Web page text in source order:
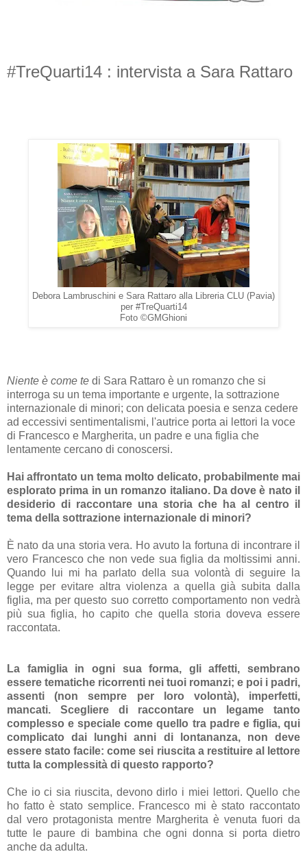
#TreQuarti14 : intervista a Sara Rattaro
Debora Lambruschini e Sara Rattaro alla Libreria CLU (Pavia)
per #TreQuarti14
Foto ©GMGhioni
Niente è come te di Sara Rattaro è un romanzo che si
interroga su un tema importante e urgente, la sottrazione
internazionale di minori; con delicata poesia e senza cedere
ad eccessivi sentimentalismi, l'autrice porta ai lettori la voce
di Francesco e Margherita, un padre e una figlia che
lentamente cercano di conoscersi.
Hai affrontato un tema molto delicato, probabilmente mai
esplorato prima in un romanzo italiano. Da dove è nato il
desiderio di raccontare una storia che ha al centro il
tema della sottrazione internazionale di minori?
È nato da una storia vera. Ho avuto la fortuna di incontrare il
vero Francesco che non vede sua figlia da moltissimi anni.
Quando lui mi ha parlato della sua volontà di seguire la
legge per evitare altra violenza a quella già subita dalla
figlia, ma per questo suo corretto comportamento non vedrà
più sua figlia, ho capito che quella storia doveva essere
raccontata.
La famiglia in ogni sua forma, gli affetti, sembrano
essere tematiche ricorrenti nei tuoi romanzi; e poi i padri,
assenti (non sempre per loro volontà), imperfetti,
mancati. Scegliere di raccontare un legame tanto
complesso e speciale come quello tra padre e figlia, qui
complicato dai lunghi anni di lontananza, non deve
essere stato facile: come sei riuscita a restituire al lettore
tutta la complessità di questo rapporto?
Che io ci sia riuscita, devono dirlo i miei lettori. Quello che
ho fatto è stato semplice. Francesco mi è stato raccontato
dal vero protagonista mentre Margherita è venuta fuori da
tutte le paure di bambina che ogni donna si porta dietro
anche da adulta.